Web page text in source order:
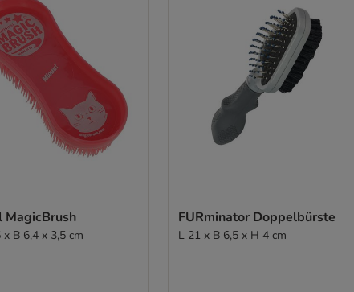
MagicBrush
x B 6,4 x 3,5 cm
FURminator Doppelbürste
L 21 x B 6,5 x H 4 cm